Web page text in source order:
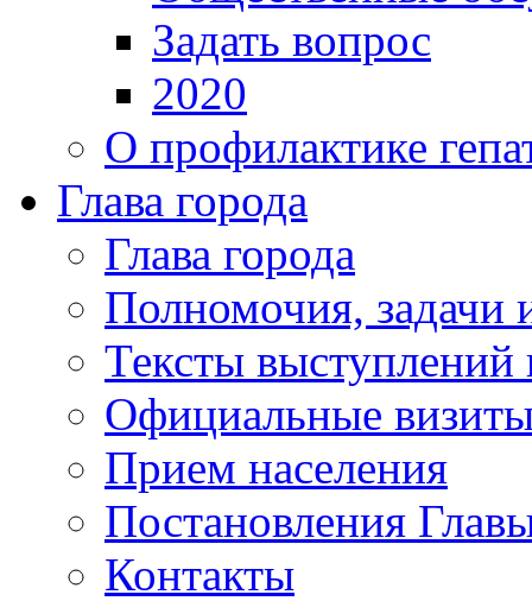
Задать вопрос
2020
О профилактике
Глава города
Глава города
Полномочия, задачи
Тексты выступлений
Официальные
Прием населения
Постановления
Контакты